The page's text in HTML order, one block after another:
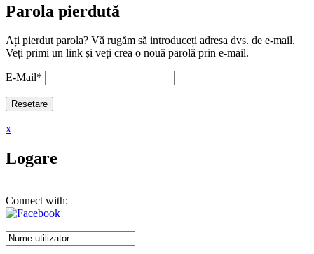
Parola pierdută
Ați pierdut parola? Vă rugăm să introduceți adresa dvs. de e-mail.
Veți primi un link și veți crea o nouă parolă prin e-mail.
E-Mail*
x
Logare
Connect with: